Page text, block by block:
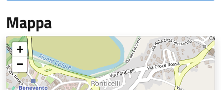
Mappa
+
−